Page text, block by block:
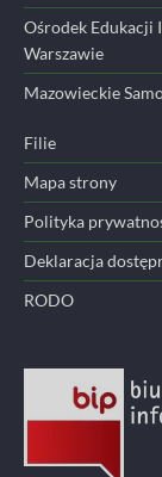
Ośrodek Edukacji
Warszawie
Mazowieckie
Filie
Mapa strony
Polityka
Deklaracja
RODO